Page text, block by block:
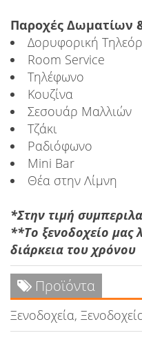
Παροχές Δωματίων
Δορυφορική
Room Service
Τηλέφωνο
Κουζίνα
Σεσουάρ Μαλλιών
Τζάκι
Ραδιόφωνο
Mini Bar
Θέα στην Λίμνη
*Στην τιμή
**Το ξενοδοχείο μας
διάρκεια του χρόνου
Προϊόντα
Ξενοδοχεία,